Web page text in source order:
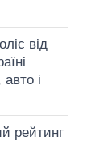
від
і
рейтинг